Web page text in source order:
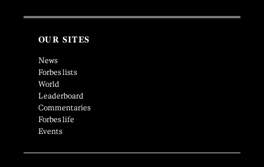
OUR SITES
News
Forbes lists
World
Leaderboard
Commentaries
Forbes life
Events